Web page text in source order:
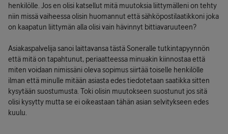
henkilölle. Jos en olisi katsellut mitä muutoksia liittymälleni on tehty
niin missä vaiheessa olisin huomannut että sähköpostilaatikkoni joka
on kaapatun liittymän alla olisi vain hävinnyt bittiavaruuteen?
Asiakaspalvelija sanoi laittavansa tästä Soneralle tutkintapyynnön
että mitä on tapahtunut, periaatteessa minuakin kiinnostaa että
miten voidaan nimissäni oleva sopimus siirtää toiselle henkilölle
ilman että minulle mitään asiasta edes tiedotetaan saatikka sitten
kysytään suostumusta. Toki olisin muutokseen suostunut jos sitä
olisi kysytty mutta se ei oikeastaan tähän asian selvitykseen edes
kuulu.